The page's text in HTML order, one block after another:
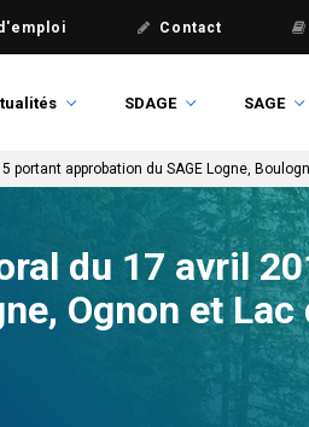
Contact
SDAGE SAGE
portant approbation du SAGE Logne,
du 17 avril
Ognon et